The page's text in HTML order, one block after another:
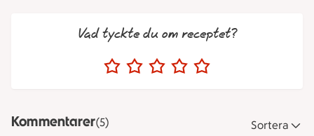
Vad tyckte du om receptet?
Kommentarer(5) Sortera